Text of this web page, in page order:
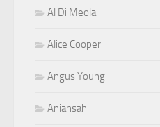
Al Di Meola
Alice Cooper
Angus Young
Aniansah